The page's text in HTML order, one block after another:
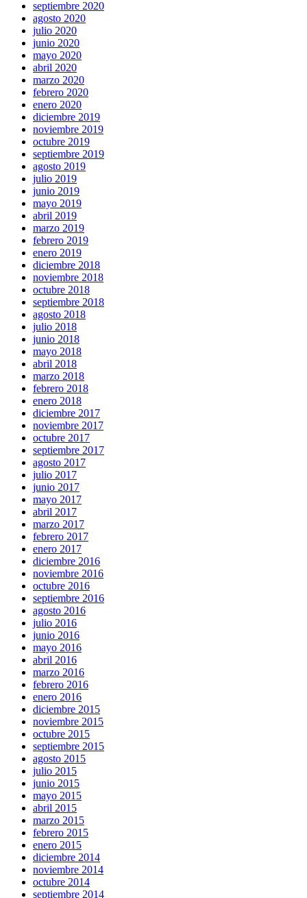
septiembre 2020
agosto 2020
julio 2020
junio 2020
mayo 2020
abril 2020
marzo 2020
febrero 2020
enero 2020
diciembre 2019
noviembre 2019
octubre 2019
septiembre 2019
agosto 2019
julio 2019
junio 2019
mayo 2019
abril 2019
marzo 2019
febrero 2019
enero 2019
diciembre 2018
noviembre 2018
octubre 2018
septiembre 2018
agosto 2018
julio 2018
junio 2018
mayo 2018
abril 2018
marzo 2018
febrero 2018
enero 2018
diciembre 2017
noviembre 2017
octubre 2017
septiembre 2017
agosto 2017
julio 2017
junio 2017
mayo 2017
abril 2017
marzo 2017
febrero 2017
enero 2017
diciembre 2016
noviembre 2016
octubre 2016
septiembre 2016
agosto 2016
julio 2016
junio 2016
mayo 2016
abril 2016
marzo 2016
febrero 2016
enero 2016
diciembre 2015
noviembre 2015
octubre 2015
septiembre 2015
agosto 2015
julio 2015
junio 2015
mayo 2015
abril 2015
marzo 2015
febrero 2015
enero 2015
diciembre 2014
noviembre 2014
octubre 2014
septiembre 2014